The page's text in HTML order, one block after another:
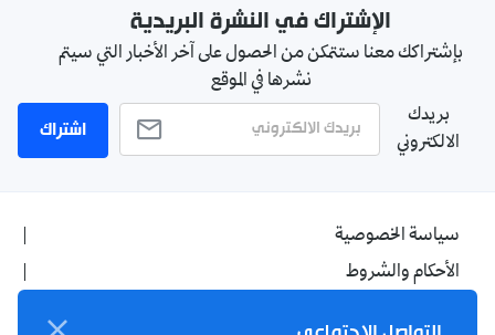
الإشتراك في النشرة البريدية
بإشتراكك معنا ستتمكن من الحصول على آخر الأخبار التي سيتم
نشرها في الموقع
بريدك
الالكتروني
اشتراك
سياسة الخصوصية
الأحكام والشروط